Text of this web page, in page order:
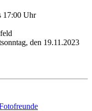
17:00 Uhr
den 19.11.2023